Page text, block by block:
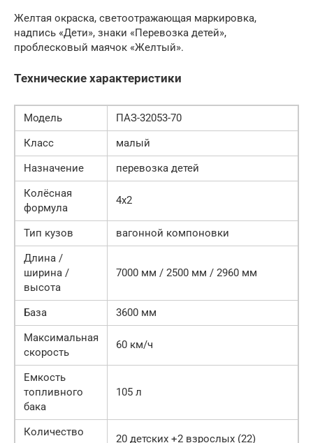
Желтая окраска, светоотражающая маркировка,
надпись «Дети», знаки «Перевозка детей»,
проблесковый маячок «Желтый».
Технические характеристики
Модель
ПАЗ-32053-70
Класс
малый
Назначение
перевозка детей
Колёсная
формула
4х2
Тип кузов
вагонной компоновки
Длина /
ширина /
высота
7000 мм / 2500 мм / 2960 мм
База
3600 мм
Максимальная
скорость
60 км/ч
Емкость
топливного
бака
105 л
Количество
20 детских +2 взрослых (22)